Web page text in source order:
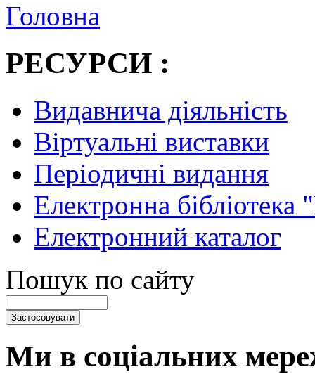
Головна
РЕСУРСИ :
Видавнича діяльність
Віртуальні виставки
Періодичні видання
Електронна
Електронний каталог
Пошук по сайту
Ми в соціальних